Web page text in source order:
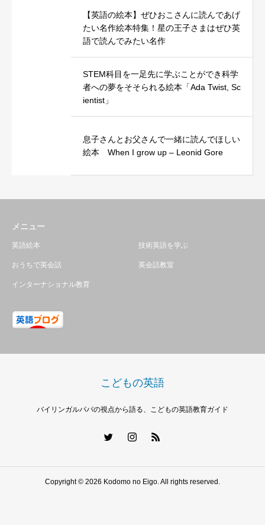
【英語の絵本】ぜひおこさんに読んであげ
たい名作絵本特集！星の王子さまはぜひ英
語で読んでみたい名作
STEM科目を一足先に学ぶことができ科学
者への夢をそそられる絵本「Ada Twist, Sc
ientist」
息子さんとお父さんで一緒に読んでほしい
絵本 When I grow up – Leonid Gore
メニュー
英語絵本 技術英語を学ぶ
おうちで英会話 英会話教室
インターナショナル教育
こどもの英語
バイリンガルパパの視点から語る、こどもの英語教育ガイド
Copyright © 2026 Kodomo no Eigo. All rights reserved.